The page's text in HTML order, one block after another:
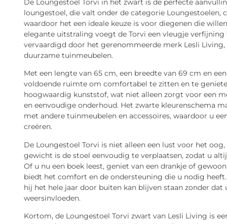
De Loungestoel Torvi in het zwart is de perfecte
loungestoel, die valt onder de categorie
waardoor het een ideale keuze is voor diegenen die
elegante uitstraling voegt de Torvi een vleugje
vervaardigd door het gerenommeerde merk Lesli
duurzame tuinmeubelen.
Met een lengte van 65 cm, een breedte van 69 cm en
voldoende ruimte om comfortabel te zitten en te
hoogwaardig kunststof, wat niet alleen zorgt voor een
en eenvoudige onderhoud. Het zwarte kleurenschema
met andere tuinmeubelen en accessoires, waardoor u
creëren.
De Loungestoel Torvi is niet alleen een lust voor het
gewicht is de stoel eenvoudig te verplaatsen, zodat u
Of u nu een boek leest, geniet van een drankje of
biedt het comfort en de ondersteuning die u nodig
hij het hele jaar door buiten kan blijven staan zonder
weersinvloeden.
Kortom, de Loungestoel Torvi zwart van Lesli Living is